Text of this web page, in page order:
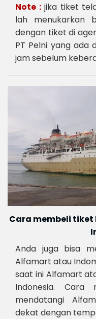
Note :jika tiket
lah menukarkan
dengan tiket di
PT Pelni yang ada
jam sebelum
Cara membeli
Anda juga bisa
Alfamart atau
saat ini Alfamart
Indonesia. Cara
mendatangi
dekat dengan